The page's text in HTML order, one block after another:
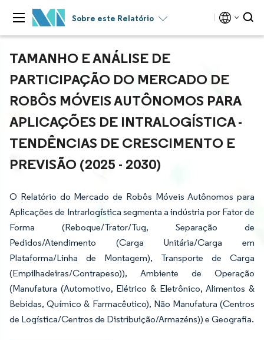
Sobre este Relatório
TAMANHO E ANÁLISE DE
PARTICIPAÇÃO DO MERCADO DE
ROBÔS MÓVEIS AUTÔNOMOS PARA
APLICAÇÕES DE INTRALOGÍSTICA -
TENDÊNCIAS DE CRESCIMENTO E
PREVISÃO (2025 - 2030)
O Relatório do Mercado de Robôs Móveis Autônomos para
Aplicações de Intrarlogística segmenta a indústria por Fator de
Forma (Reboque/Trator/Tug, Separação de
Pedidos/Atendimento (Carga Unitária/Carga em
Plataforma/Linha de Montagem), Transporte de Carga
(Empilhadeiras/Contrapeso)), Ambiente de Operação
(Manufatura (Automotivo, Elétrico & Eletrônico, Alimentos &
Bebidas, Químico & Farmacêutico), Não Manufatura (Centros
de Logística/Centros de Distribuição/Armazéns)) e Geografia.